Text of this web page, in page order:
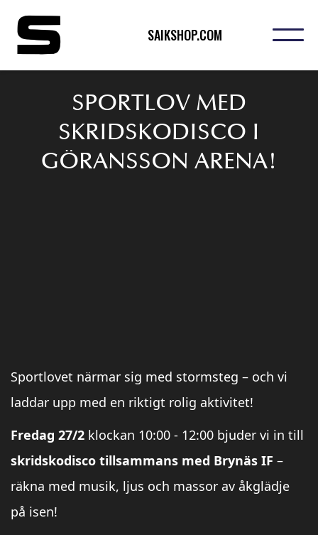
SAIKSHOP.COM
SPORTLOV MED
SKRIDSKODISCO I
GÖRANSSON ARENA!
Sportlovet närmar sig med stormsteg – och vi
laddar upp med en riktigt rolig aktivitet!
Fredag 27/2 klockan 10:00 - 12:00 bjuder vi in till
skridskodisco tillsammans med Brynäs IF –
räkna med musik, ljus och massor av åkglädje
på isen!